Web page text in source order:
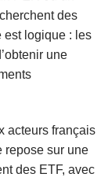
des
est logique : les
une
acteurs français
repose sur une
des ETF, avec